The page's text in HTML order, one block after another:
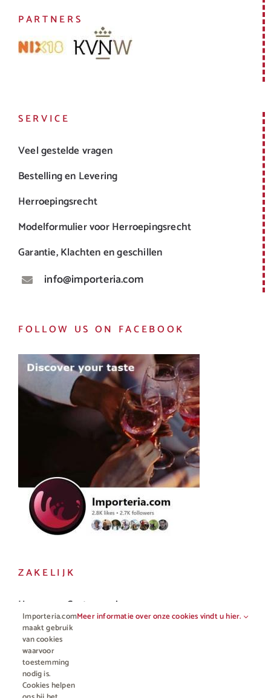
PARTNERS
SERVICE
Veel gestelde vragen
Bestelling en Levering
Herroepingsrecht
Modelformulier voor Herroepingsrecht
Garantie, Klachten en geschillen
info@importeria.com
FOLLOW US ON FACEBOOK
ZAKELIJK
Horeca en Gastronomie
Vakhandel
Importeria.com
maakt gebruik
van cookies
waarvoor
toestemming
nodig is.
Cookies helpen
Meer informatie over onze cookies vindt u hier.